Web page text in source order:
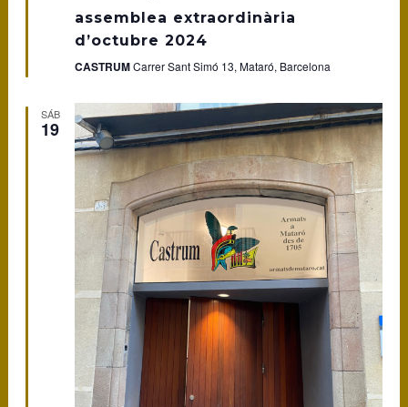
assemblea extraordinària
d’octubre 2024
CASTRUMCarrer Sant Simó 13, Mataró, Barcelona
SÁB
19